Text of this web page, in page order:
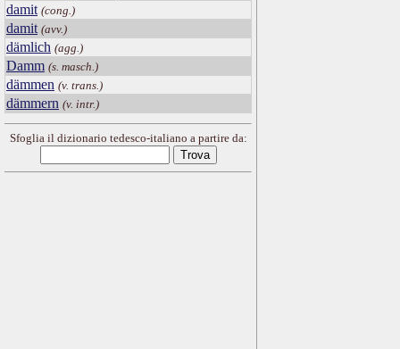
damit (cong.)
damit (avv.)
dämlich (agg.)
Damm (s. masch.)
dämmen (v. trans.)
dämmern (v. intr.)
Sfoglia il dizionario tedesco-italiano a partire da: